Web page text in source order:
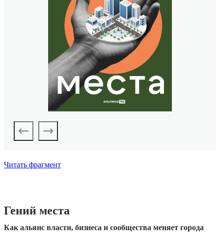
Читать фрагмент
Гений места
Как альянс власти, бизнеса и сообщества меняет города